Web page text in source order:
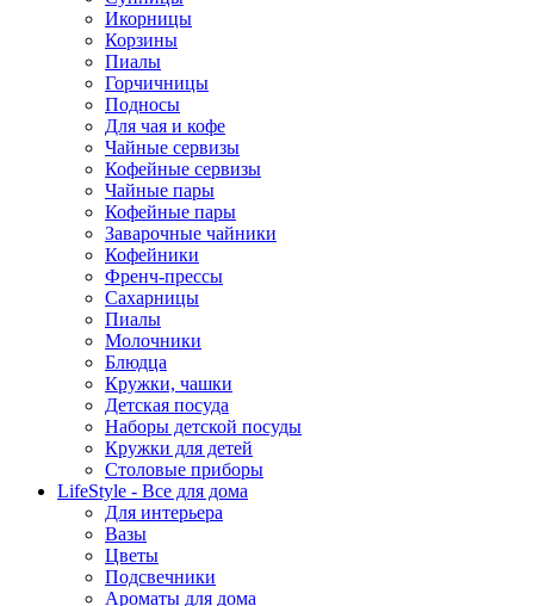
Икорницы
Корзины
Пиалы
Горчичницы
Подносы
Для чая и кофе
Чайные сервизы
Кофейные сервизы
Чайные пары
Кофейные пары
Заварочные чайники
Кофейники
Френч-прессы
Сахарницы
Пиалы
Молочники
Блюдца
Кружки, чашки
Детская посуда
Наборы детской посуды
Кружки для детей
Столовые приборы
LifeStyle - Все для дома
Для интерьера
Вазы
Цветы
Подсвечники
Ароматы для дома